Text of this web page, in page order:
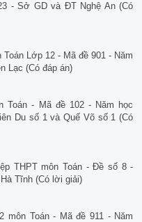
- Sở GD và ĐT Nghệ An (Có
Lớp 12 - Mã đề 901 - Năm
Lạc (Có đáp án)
Toán - Mã đề 102 - Năm học
Du số 1 và Quế Võ số 1 (Có
THPT môn Toán - Đề số 8 -
Tĩnh (Có lời giải)
môn Toán - Mã đề 911 - Năm